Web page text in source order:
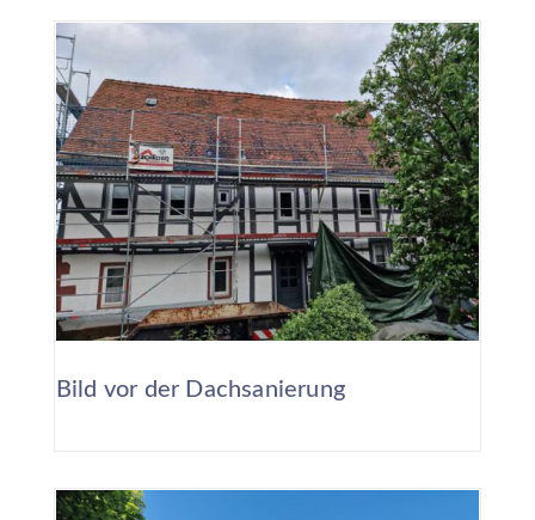
Bild vor der Dachsanierung